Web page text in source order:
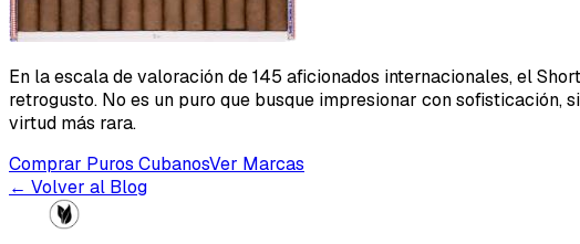
En la escala de valoración de 145 aficionados internacionales, el
retrogusto. No es un puro que busque impresionar con sofisticación,
virtud más rara.
Comprar Puros CubanosVer Marcas
← Volver al Blog